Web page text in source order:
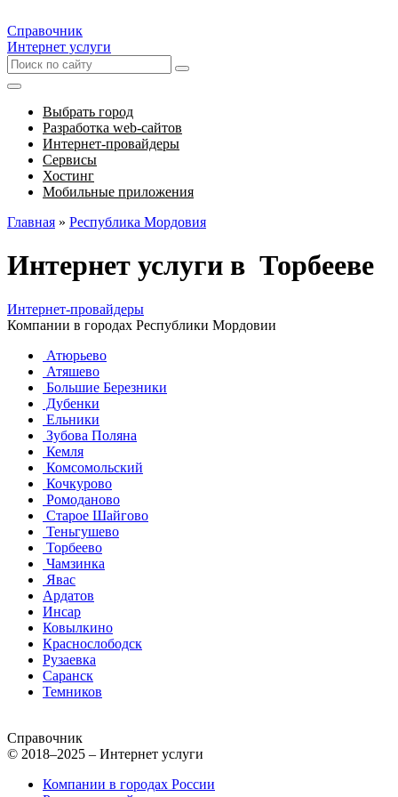
Справочник
Интернет услуги
Выбрать город
Разработка web-сайтов
Интернет-провайдеры
Сервисы
Хостинг
Мобильные приложения
Главная » Республика Мордовия
Интернет услуги в Торбееве
Интернет-провайдеры
Компании в городах Республики Мордовии
Атюрьево
Атяшево
Большие Березники
Дубенки
Ельники
Зубова Поляна
Кемля
Комсомольский
Кочкурово
Ромоданово
Старое Шайгово
Теньгушево
Торбеево
Чамзинка
Явас
Ардатов
Инсар
Ковылкино
Краснослободск
Рузаевка
Саранск
Темников
Справочник
© 2018–2025 – Интернет услуги
Компании в городах России